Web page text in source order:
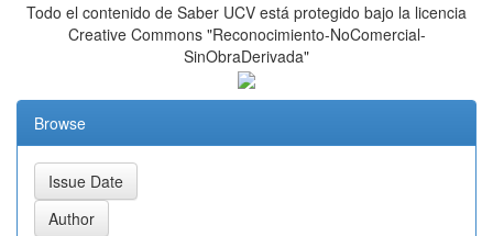
Todo el contenido de Saber UCV está protegido bajo la licencia
Creative Commons "Reconocimiento-NoComercial-
SinObraDerivada"
Browse